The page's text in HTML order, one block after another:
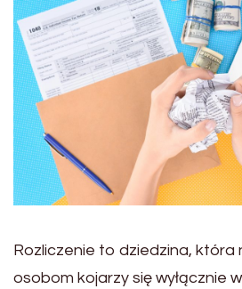
Rozliczenie to dziedzina, która
osobom kojarzy się wyłącznie